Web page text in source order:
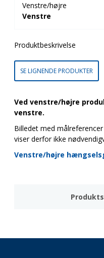
Venstre/højre
Venstre
Produktbeskrivelse
SE LIGNENDE PRODUKTER
Ved venstre/højre
venstre.
Billedet med
viser derfor ikke
Venstre/højre